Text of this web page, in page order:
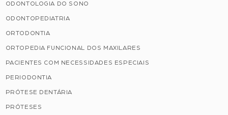
ODONTOLOGIA DO SONO
ODONTOPEDIATRIA
ORTODONTIA
ORTOPEDIA FUNCIONAL DOS MAXILARES
PACIENTES COM NECESSIDADES ESPECIAIS
PERIODONTIA
PRÓTESE DENTÁRIA
PRÓTESES